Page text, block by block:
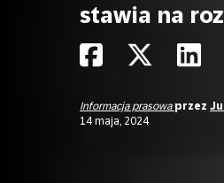
stawia na
Informacja prasowa przez
14 maja, 2024